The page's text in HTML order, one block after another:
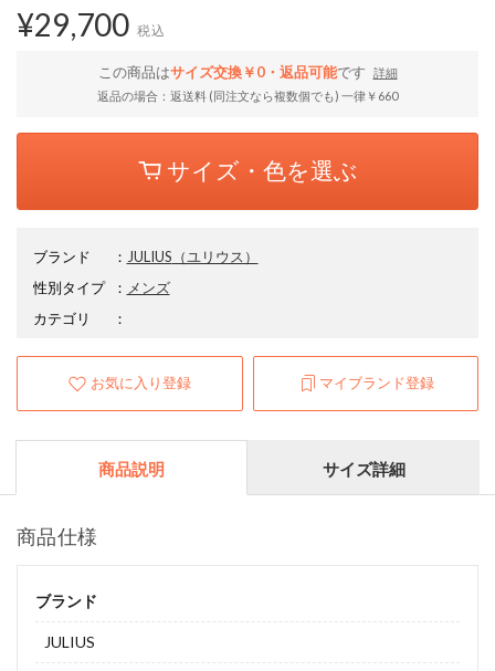
¥29,700 税込
この商品はサイズ交換￥0・返品可能です
詳細
返品の場合：返送料 (同注文なら複数個でも) 一律￥660
サイズ・色を選ぶ
ブランド ： JULIUS （ユリウス）
性別タイプ
： メンズ
カテゴリ
：
お気に入り登録 マイブランド登録
商品説明 サイズ詳細
商品仕様
ブランド
JULIUS